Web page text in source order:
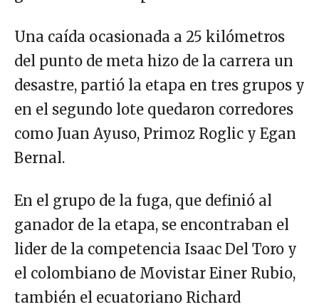
Una caída ocasionada a 25 kilómetros
del punto de meta hizo de la carrera un
desastre, partió la etapa en tres grupos y
en el segundo lote quedaron corredores
como Juan Ayuso, Primoz Roglic y Egan
Bernal.
En el grupo de la fuga, que definió al
ganador de la etapa, se encontraban el
lider de la competencia Isaac Del Toro y
el colombiano de Movistar Einer Rubio,
también el ecuatoriano Richard